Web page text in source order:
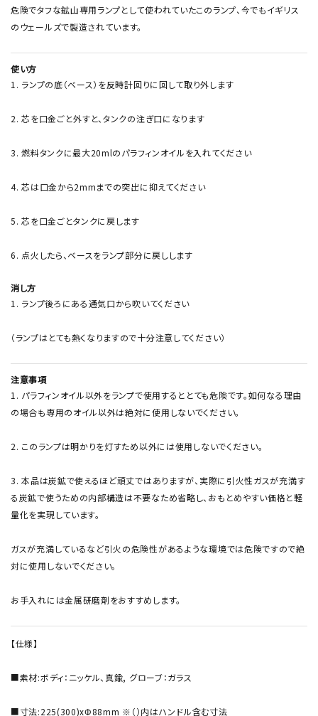
危険でタフな鉱山専用ランプとして使われていたこのランプ、今でもイギリス
のウェールズで製造されています。
使い方
1. ランプの底（ベース）を反時計回りに回して取り外します
2. 芯を口金ごと外すと、タンクの注ぎ口になります
3. 燃料タンクに最大20mlのパラフィンオイルを入れてください
4. 芯は口金から2mmまでの突出に抑えてください
5. 芯を口金ごとタンクに戻します
6. 点火したら、ベースをランプ部分に戻しします
消し方
1. ランプ後ろにある通気口から吹いてください
（ランプはとても熱くなりますので十分注意してください）
注意事項
1. パラフィンオイル以外をランプで使用するととても危険です。如何なる理由
の場合も専用のオイル以外は絶対に使用しないでください。
2. このランプは明かりを灯すため以外には使用しないでください。
3. 本品は炭鉱で使えるほど頑丈ではありますが、実際に引火性ガスが充満す
る炭鉱で使うための内部構造は不要なため省略し、おもとめやすい価格と軽
量化を実現しています。
ガスが充満しているなど引火の危険性があるような環境では危険ですので絶
対に使用しないでください。
お手入れには金属研磨剤をおすすめします。
【仕様】
■素材:ボディ：ニッケル、真鍮, グローブ：ガラス
■寸法:225(300)xΦ88mm ※（）内はハンドル含む寸法